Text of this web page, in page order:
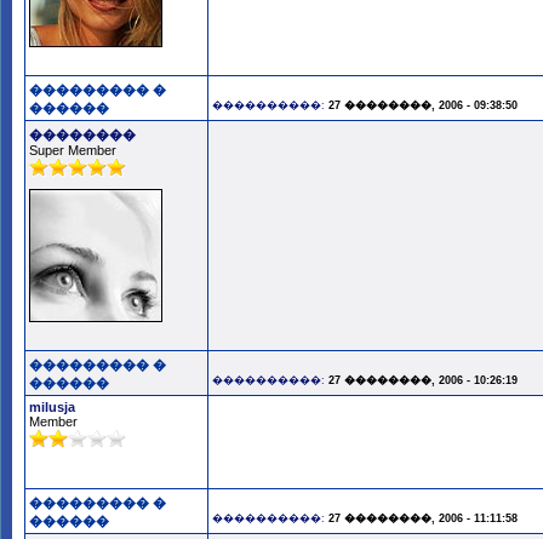
��������� �
������
����������: 27 ��������, 2006 - 09:38:50
��������
Super Member
��������� �
������
����������: 27 ��������, 2006 - 10:26:19
milusja
Member
��������� �
������
����������: 27 ��������, 2006 - 11:11:58